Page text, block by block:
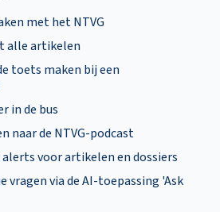
met het NTVG
alle artikelen
toets maken bij een
in de bus
naar de NTVG-podcast
voor artikelen en dossiers
vragen via de AI-toepassing 'Ask